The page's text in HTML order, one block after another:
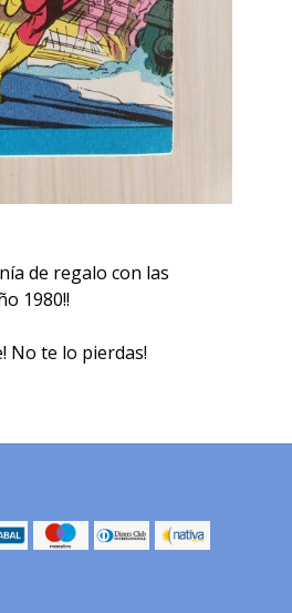
de regalo con las
1980!!
No te lo pierdas!